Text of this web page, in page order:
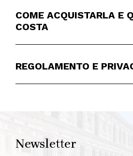
COME ACQUISTARLA E
COSTA
REGOLAMENTO E
Newsletter